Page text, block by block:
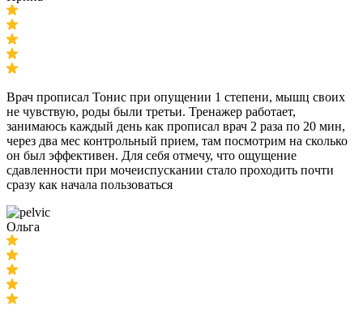
Врач прописал Тонис при опущении 1 степени, мышц своих
не чувствую, роды были третьи. Тренажер работает,
занимаюсь каждый день как прописал врач 2 раза по 20 мин,
через два мес контрольный прием, там посмотрим на сколько
он был эффективен. Для себя отмечу, что ощущение
сдавленности при мочеиспускании стало проходить почти
сразу как начала пользоваться
Ольга